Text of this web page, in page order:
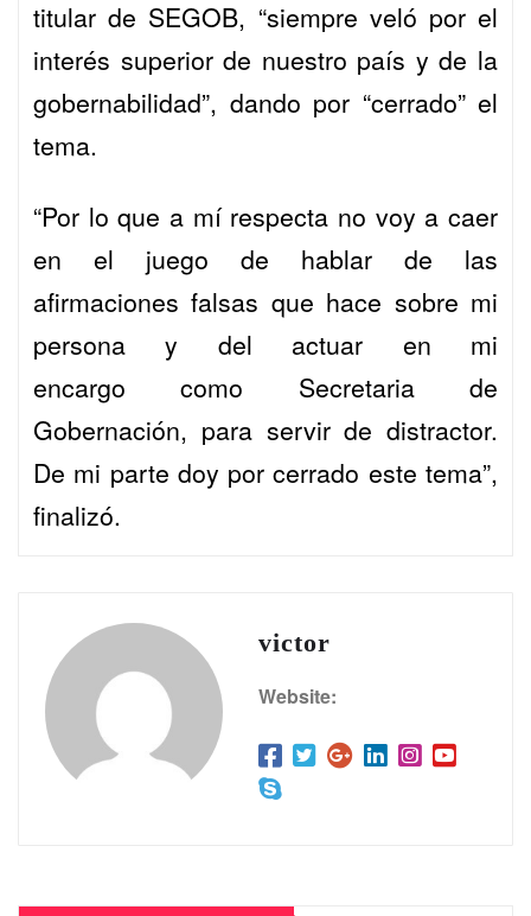
titular de SEGOB, “siempre veló por el
interés superior de nuestro país y de la
gobernabilidad”, dando por “cerrado” el
tema.
“Por lo que a mí respecta no voy a caer
en el juego de hablar de las
afirmaciones falsas que hace sobre mi
persona y del actuar en mi
encargocomo Secretaria de
Gobernación, para servir de distractor.
De mi parte doy por cerrado este tema”,
finalizó.
victor
Website: